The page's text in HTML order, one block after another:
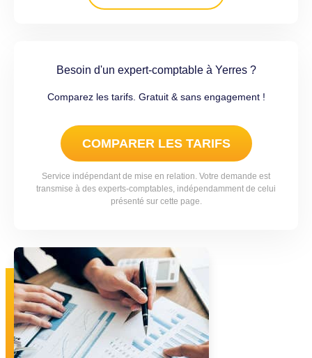
Besoin d'un expert-comptable à Yerres ?
Comparez les tarifs. Gratuit & sans engagement !
COMPARER LES TARIFS
Service indépendant de mise en relation. Votre demande est
transmise à des experts-comptables, indépendamment de celui
présenté sur cette page.